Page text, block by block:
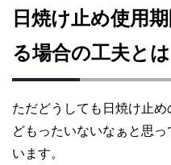
日焼け止め使用
る場合の工夫とは
ただどうしても日焼け止
どもったいないなぁと思
います。